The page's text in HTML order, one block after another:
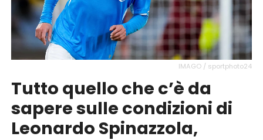
IMAGO / sportphoto24
Tutto quello che c’è da
sapere sulle condizioni di
Leonardo Spinazzola,